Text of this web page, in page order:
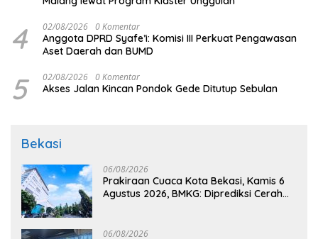
4 02/08/2026 0 Komentar
Anggota DPRD Syafe’i: Komisi III Perkuat Pengawasan
Aset Daerah dan BUMD
5 02/08/2026 0 Komentar
Akses Jalan Kincan Pondok Gede Ditutup Sebulan
Bekasi
06/08/2026
Prakiraan Cuaca Kota Bekasi, Kamis 6
Agustus 2026, BMKG: Diprediksi Cerah
06/08/2026